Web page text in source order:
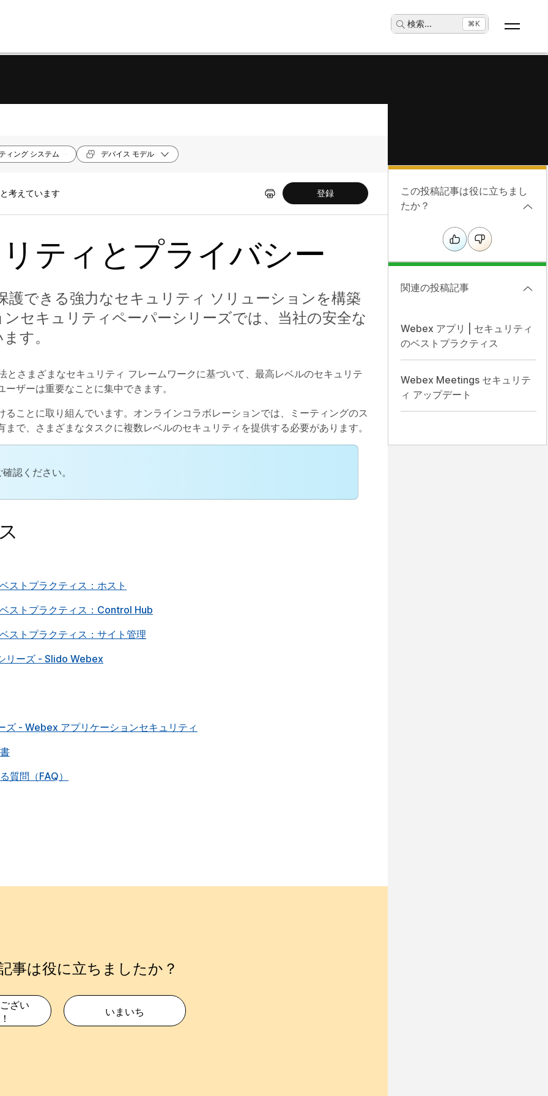
検索... ⌘K
ィング システム デバイス モデル
考えています 登録
ティとプライバシー
できる強力なセキュリティ ソリューションを構築
セキュリティペーパーシリーズでは、当社の安全な
す。
さまざまなセキュリティ フレームワークに基づいて、最高レベルのセキュリテ
ザーは重要なことに集中できます。
ことに取り組んでいます。オンラインコラボレーションでは、ミーティングのス
で、さまざまなタスクに複数レベルのセキュリティを提供する必要があります。
認ください。
ストプラクティス：ホスト
ストプラクティス：Control Hub
ストプラクティス：サイト管理
リーズ - Slido Webex
ズ - Webex アプリケーションセキュリティ
質問（FAQ）
事は役に立ちましたか？
ざい
いまいち
この投稿記事は役に立ちまし
たか？
関連の投稿記事
Webex アプリ | セキュリティ
のベストプラクティス
Webex Meetings セキュリテ
ィ アップデート